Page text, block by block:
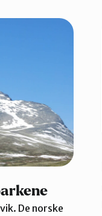
De norske